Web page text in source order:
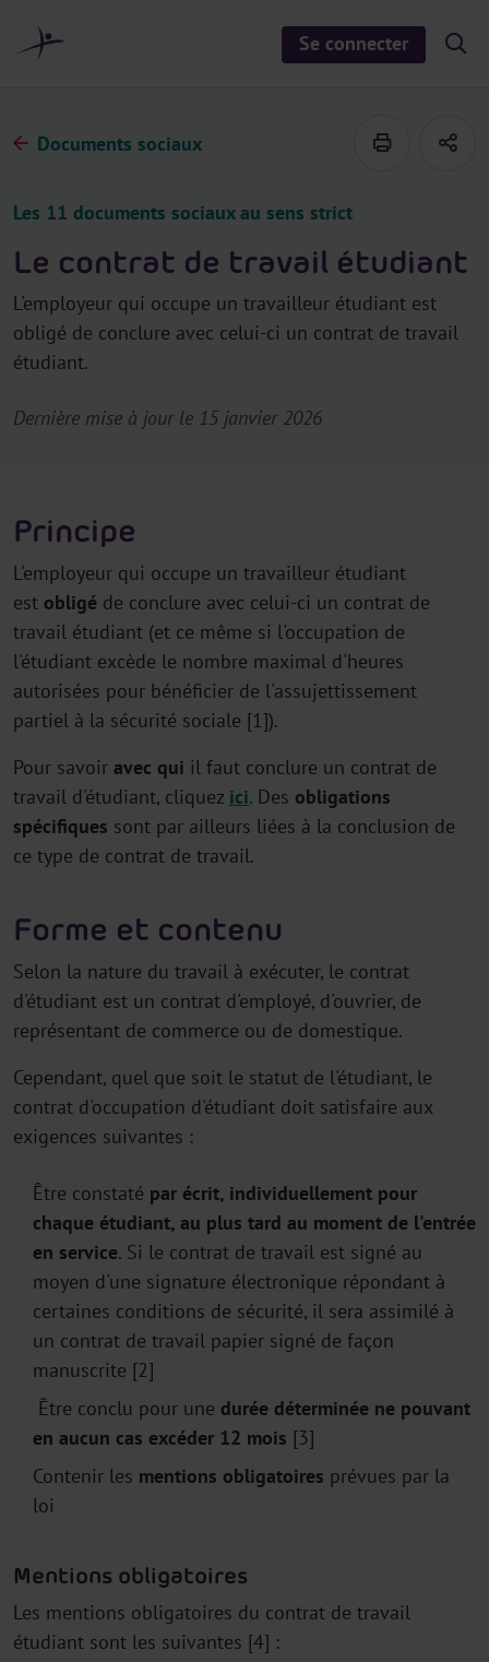
Se connecter
S
i
c
Documents sociaux
Les 11 documents sociaux au sens strict
Le contrat de travail étudiant
L'employeur qui occupe un travailleur étudiant est
obligé de conclure avec celui-ci un contrat de travail
étudiant.
Dernière mise à jour le 15 janvier 2026
Principe
L'employeur qui occupe un travailleur étudiant
est obligé de conclure avec celui-ci un contrat de
travail étudiant (et ce même si l'occupation de
l'étudiant excède le nombre maximal d'heures
autorisées pour bénéficier de l'assujettissement
partiel à la sécurité sociale [1]).
Pour savoir avec qui il faut conclure un contrat de
travail d'étudiant, cliquez ici. Des obligations
spécifiques sont par ailleurs liées à la conclusion de
ce type de contrat de travail.
Forme et contenu
Selon la nature du travail à exécuter, le contrat
d'étudiant est un contrat d'employé, d'ouvrier, de
représentant de commerce ou de domestique.
Cependant, quel que soit le statut de l'étudiant, le
contrat d'occupation d'étudiant doit satisfaire aux
exigences suivantes :
Être constaté par écrit, individuellement pour
chaque étudiant, au plus tard au moment de l'entrée
en service. Si le contrat de travail est signé au
moyen d'une signature électronique répondant à
certaines conditions de sécurité, il sera assimilé à
un contrat de travail papier signé de façon
manuscrite [2]
Être conclu pour une durée déterminée ne pouvant
en aucun cas excéder 12 mois [3]
Contenir les mentions obligatoires prévues par la
loi
Mentions obligatoires
Les mentions obligatoires du contrat de travail
étudiant sont les suivantes [4] :